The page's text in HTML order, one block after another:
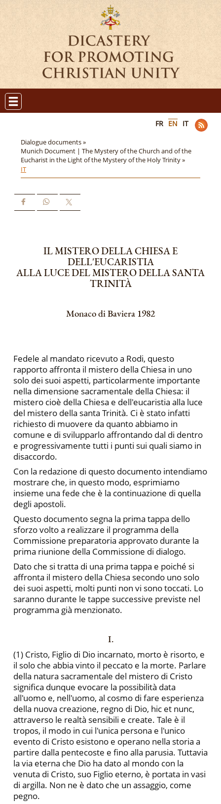
FR EN IT
Dialogue documents »
Munich Document | The Mystery of the Church and of the
Eucharist in the Light of the Mystery of the Holy Trinity »
IT
IL MISTERO DELLA CHIESA E
DELL'EUCARISTIA
ALLA LUCE DEL MISTERO DELLA SANTA
TRINITÀ
Monaco di Baviera 1982
Fedele al mandato ricevuto a Rodi, questo
rapporto affron­ta il mistero della Chiesa in uno
solo dei suoi aspetti, particolar­mente importante
nella dimensione sacramentale della Chiesa: il
mistero cioè della Chiesa e dell'eucaristia alla luce
del mistero del­la santa Trinità. Ci è stato infatti
richiesto di muovere da quanto abbiamo in
comune e di svilupparlo affrontando dal di dentro
e progressivamente tutti i punti sui quali siamo in
disaccordo.
Con la redazione di questo documento intendiamo
mostrare che, in questo modo, esprimiamo
insieme una fede che è la conti­nuazione di quella
degli apostoli.
Questo documento segna la prima tappa dello
sforzo volto a realizzare il programma della
Commissione preparatoria approva­to durante la
prima riunione della Commissione di dialogo.
Dato che si tratta di una prima tappa e poiché si
affronta il mistero della Chiesa secondo uno solo
dei suoi aspetti, molti pun­ti non vi sono toccati. Lo
saranno durante le tappe successive pre­viste nel
programma già menzionato.
I.
(1) Cristo, Figlio di Dio incarnato, morto è risorto, e
il solo che abbia vinto il peccato e la morte. Parlare
della natura sacra­mentale del mistero di Cristo
significa dunque evocare la possibi­lità data
all'uomo e, nell'uomo, al cosmo di fare esperienza
della nuova creazione, regno di Dio, hic et nunc,
attraverso le realtà sen­sibili e create. Tale è il
tropos, il modo in cui l'unica persona e l'u­nico
evento di Cristo esistono e operano nella storia a
partire dal­la pentecoste e fino alla parusia. Tuttavia
la via eterna che Dio ha dato al mondo con la
venuta di Cristo, suo Figlio eterno, è portata in vasi
di argilla. Non ne è dato che un assaggio, come
pegno.